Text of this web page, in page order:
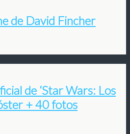
de David Fincher
de ‘Star Wars: Los
+ 40 fotos